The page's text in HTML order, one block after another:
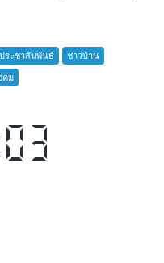
ระชาสัมพันธ์
ชาวบ้าน
คม